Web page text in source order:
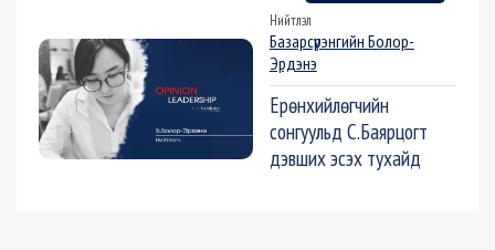
Нийтлэл
Базарсүрэнгийн Болор-
Эрдэнэ
Ерөнхийлөгчийн
сонгуульд С.Баярцогт
дэвших эсэх тухайд